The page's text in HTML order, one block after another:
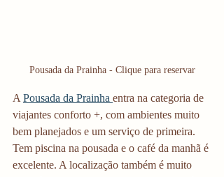
Pousada da Prainha - Clique para reservar
A Pousada da Prainha entra na categoria de
viajantes conforto +, com ambientes muito
bem planejados e um serviço de primeira.
Tem piscina na pousada e o café da manhã é
excelente. A localização também é muito